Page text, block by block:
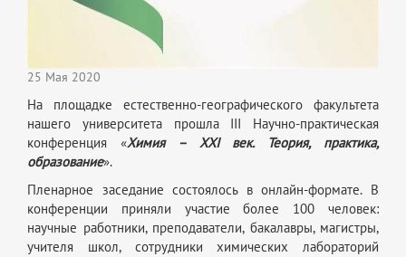
25 Мая 2020
На площадке естественно-географического факультета
нашего университета прошла III Научно-практическая
конференция «Химия – XXI век. Теория, практика,
образование».
Пленарное заседание состоялось в онлайн-формате. В
конференции приняли участие более 100 человек:
научные работники, преподаватели, бакалавры, магистры,
учителя школ, сотрудники химических лабораторий